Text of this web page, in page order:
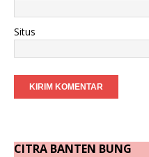
Situs
CITRA BANTEN BUNG